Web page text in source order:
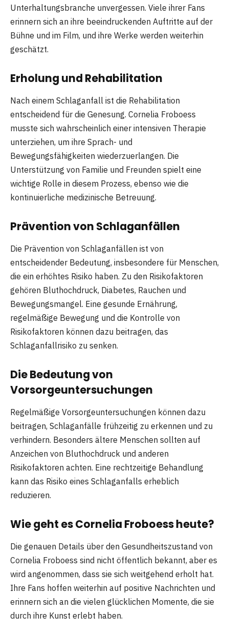
Unterhaltungsbranche unvergessen. Viele ihrer Fans
erinnern sich an ihre beeindruckenden Auftritte auf der
Bühne und im Film, und ihre Werke werden weiterhin
geschätzt.
Erholung und Rehabilitation
Nach einem Schlaganfall ist die Rehabilitation
entscheidend für die Genesung. Cornelia Froboess
musste sich wahrscheinlich einer intensiven Therapie
unterziehen, um ihre Sprach- und
Bewegungsfähigkeiten wiederzuerlangen. Die
Unterstützung von Familie und Freunden spielt eine
wichtige Rolle in diesem Prozess, ebenso wie die
kontinuierliche medizinische Betreuung.
Prävention von Schlaganfällen
Die Prävention von Schlaganfällen ist von
entscheidender Bedeutung, insbesondere für Menschen,
die ein erhöhtes Risiko haben. Zu den Risikofaktoren
gehören Bluthochdruck, Diabetes, Rauchen und
Bewegungsmangel. Eine gesunde Ernährung,
regelmäßige Bewegung und die Kontrolle von
Risikofaktoren können dazu beitragen, das
Schlaganfallrisiko zu senken.
Die Bedeutung von
Vorsorgeuntersuchungen
Regelmäßige Vorsorgeuntersuchungen können dazu
beitragen, Schlaganfälle frühzeitig zu erkennen und zu
verhindern. Besonders ältere Menschen sollten auf
Anzeichen von Bluthochdruck und anderen
Risikofaktoren achten. Eine rechtzeitige Behandlung
kann das Risiko eines Schlaganfalls erheblich
reduzieren.
Wie geht es Cornelia Froboess heute?
Die genauen Details über den Gesundheitszustand von
Cornelia Froboess sind nicht öffentlich bekannt, aber es
wird angenommen, dass sie sich weitgehend erholt hat.
Ihre Fans hoffen weiterhin auf positive Nachrichten und
erinnern sich an die vielen glücklichen Momente, die sie
durch ihre Kunst erlebt haben.